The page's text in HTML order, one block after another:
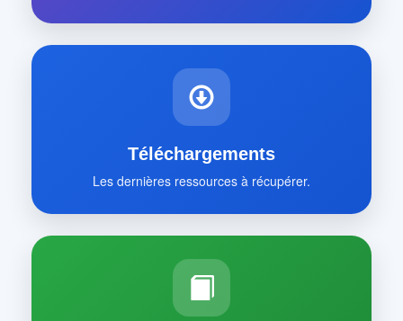
Téléchargements
Les dernières ressources à récupérer.